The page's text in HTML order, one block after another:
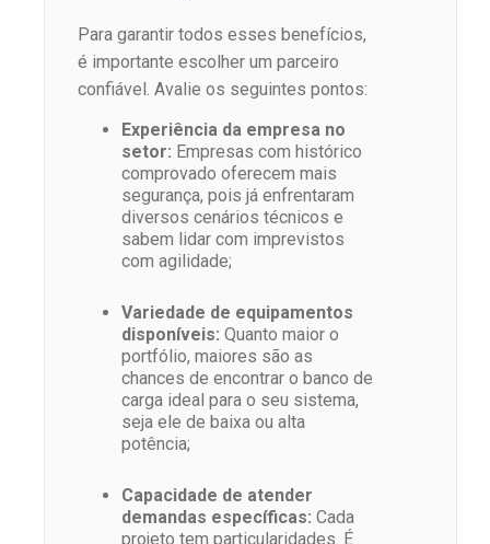
Para garantir todos esses benefícios,
é importante escolher um parceiro
confiável. Avalie os seguintes pontos:
Experiência da empresa no
setor: Empresas com histórico
comprovado oferecem mais
segurança, pois já enfrentaram
diversos cenários técnicos e
sabem lidar com imprevistos
com agilidade;
Variedade de equipamentos
disponíveis: Quanto maior o
portfólio, maiores são as
chances de encontrar o banco de
carga ideal para o seu sistema,
seja ele de baixa ou alta
potência;
Capacidade de atender
demandas específicas: Cada
projeto tem particularidades. É